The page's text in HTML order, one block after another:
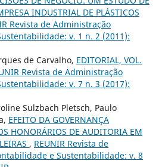
INDUSTRIAL DE PLÁSTICOS
Revista de Administração
v. 1 n. 2 (2011):
de Carvalho, EDITORIAL, VOL.
Revista de Administração
v. 7 n. 3 (2017):
Sulzbach Pletsch, Paulo
EFEITO DA GOVERNANÇA
HONORÁRIOS DE AUDITORIA EM
, REUNIR Revista de
e Sustentabilidade: v. 8